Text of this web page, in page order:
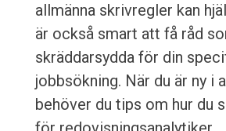
allmänna skrivregler kan
är också smart att få råd
skräddarsydda för din
jobbsökning. När du är ny i
behöver du tips om hur du